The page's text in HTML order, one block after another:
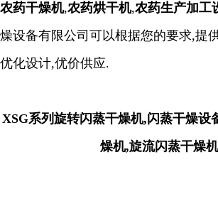
农药干燥机,农药烘干机,农药生产加工
燥设备有限公司可以根据您的要求,提
优化设计,优价供应.
XSG系列旋转闪蒸干燥机,闪蒸干燥设
燥机,旋流闪蒸干燥机